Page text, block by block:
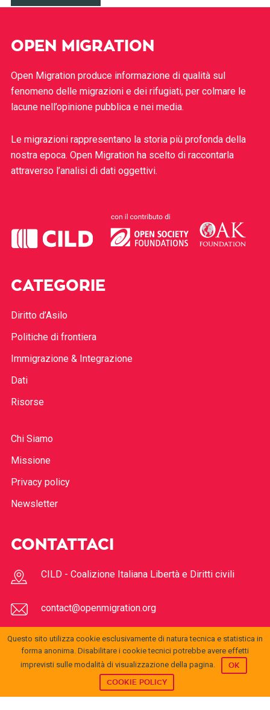
OPEN MIGRATION
Open Migration produce informazione di qualità sul
fenomeno delle migrazioni e dei rifugiati, per colmare le
lacune nell’opinione pubblica e nei media.
Le migrazioni rappresentano la storia più profonda della
nostra epoca. Open Migration ha scelto di raccontarla
attraverso l’analisi di dati oggettivi.
CATEGORIE
Diritto d’Asilo
Politiche di frontiera
Immigrazione & Integrazione
Dati
Risorse
Chi Siamo
Missione
Privacy policy
Newsletter
CONTATTACI
CILD - Coalizione Italiana Libertà e Diritti civili
contact@openmigration.org
FOLLOW US
Questo sito utilizza cookie esclusivamente di natura tecnica e statistica in
forma anonima. Disabilitare i cookie tecnici potrebbe avere effetti
imprevisti sulle modalità di visualizzazione della pagina.
OK
COOKIE POLICY